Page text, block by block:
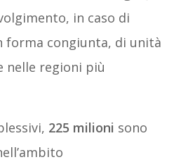
in caso di
congiunta, di unità
nelle regioni più
225 milioni sono